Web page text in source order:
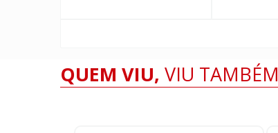
QUEM VIU, VIU TAMBÉM